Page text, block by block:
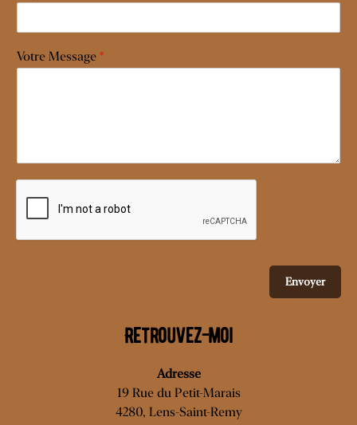
Votre Message *
Envoyer
Retrouvez-moi
Adresse
19 Rue du Petit-Marais
4280, Lens-Saint-Remy